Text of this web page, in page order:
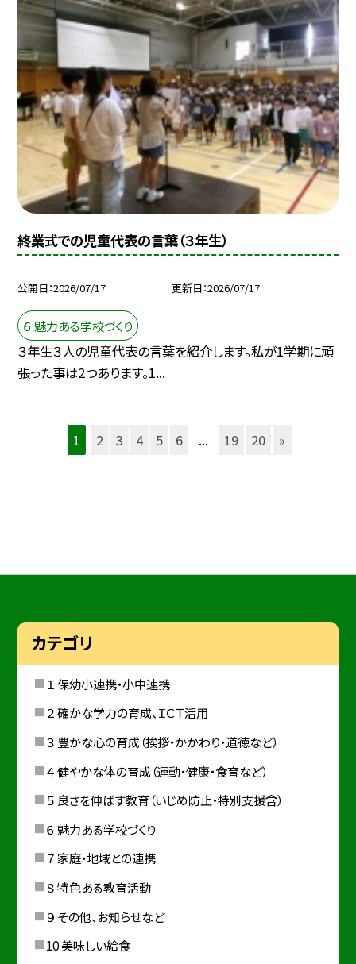
終業式での児童代表の言葉（３年生）
公開日 2026/07/17 更新日 2026/07/17
６ 魅力ある学校づくり
３年生３人の児童代表の言葉を紹介します。私が1学期に頑
張った事は2つあります。1...
1 2 3 4 5 6 ... 19 20 »
カテゴリ
１ 保幼小連携・小中連携
２ 確かな学力の育成、ＩＣＴ活用
３ 豊かな心の育成（挨拶・かかわり・道徳など）
４ 健やかな体の育成（運動・健康・食育など）
５ 良さを伸ばす教育（いじめ防止・特別支援含）
６ 魅力ある学校づくり
７ 家庭・地域との連携
８ 特色ある教育活動
９ その他、お知らせなど
10 美味しい給食